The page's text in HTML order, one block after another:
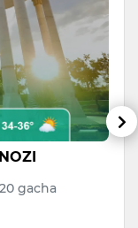
gacha